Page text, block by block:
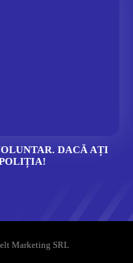
DACĂ AȚI
Marketing SRL